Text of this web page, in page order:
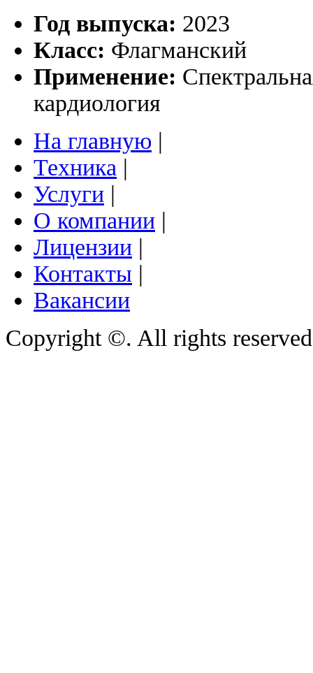
Год выпуска: 2023
Класс: Флагманский
Применение:
кардиология
На главную |
Техника |
Услуги |
О компании |
Лицензии |
Контакты |
Вакансии
Copyright ©. All rights